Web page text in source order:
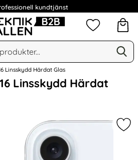
kundtjänst
Sök på Narse Group AB
Mina
Linsskydd Härdat Glas
Linsskydd Härdat